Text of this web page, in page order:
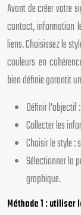
Avant de créer votre
contact, information
liens. Choisissez le
couleurs en
bien définie garantit
Définir
Collecter les
Choisir le style :
Sélectionner la
graphique.
Méthode 1 :